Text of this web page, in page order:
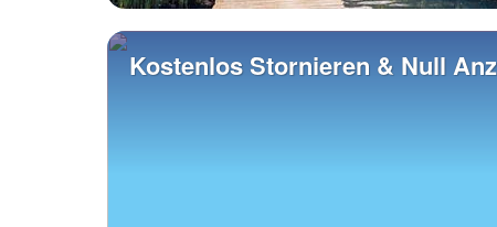
Kostenlos Stornieren & Null